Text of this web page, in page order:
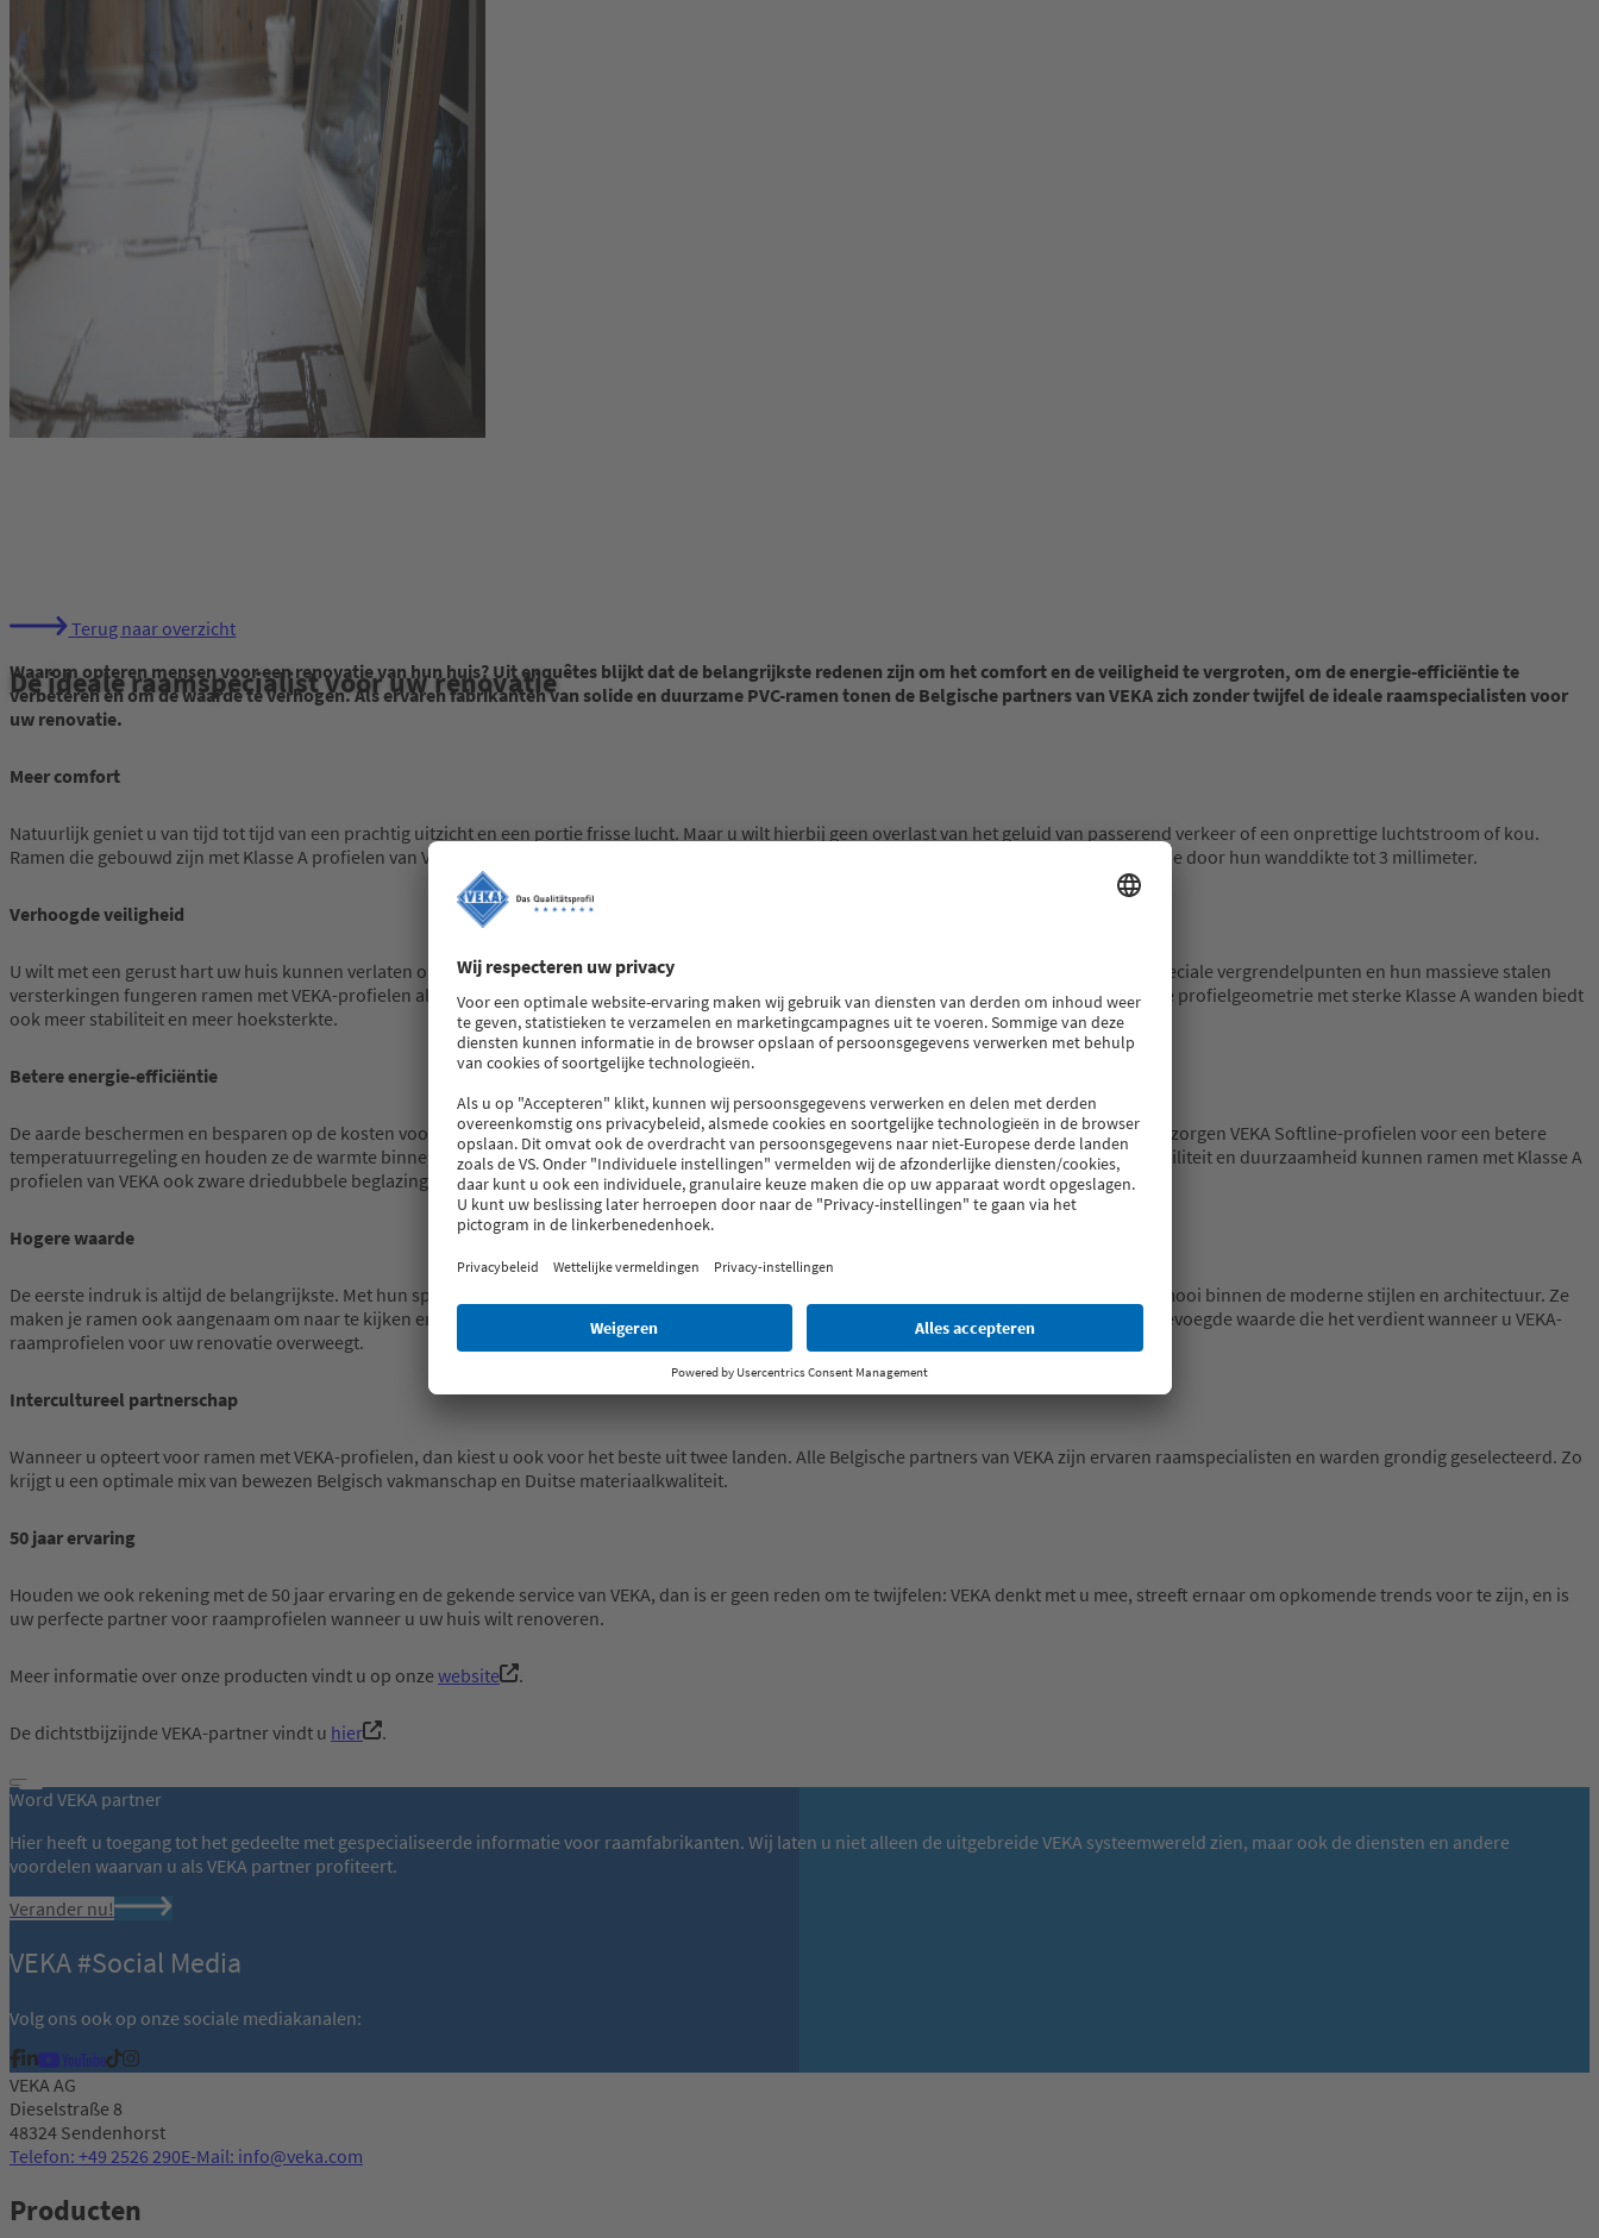
De ideale raamspecialist voor uw renovatie
Terug naar overzicht
Waarom opteren mensen voor een renovatie van hun huis? Uit enquêtes blijkt dat de belangrijkste redenen zijn om het comfort en de veiligheid te vergroten, om de energie-efficiëntie te
verbeteren en om de waarde te verhogen. Als ervaren fabrikanten van solide en duurzame PVC-ramen tonen de Belgische partners van VEKA zich zonder twijfel de ideale raamspecialisten voor
uw renovatie.
Meer comfort
Natuurlijk geniet u van tijd tot tijd van een prachtig uitzicht en een portie frisse lucht. Maar u wilt hierbij geen overlast van het geluid van passerend verkeer of een onprettige luchtstroom of kou.
Ramen die gebouwd zijn met Klasse A profielen van VEKA zorgen voor een betere isolatie, voorkomen condensatie en verminderen geluidsinfiltratie door hun wanddikte tot 3 millimeter.
Verhoogde veiligheid
U wilt met een gerust hart uw huis kunnen verlaten om te gaan werken of om te genieten van een leuk evenement tijdens het weekend. Met hun speciale vergrendelpunten en hun massieve stalen
versterkingen fungeren ramen met VEKA-profielen als een extra bescherming en een ernstig obstakel tegen inbraakpogingen. De goed doordachte profielgeometrie met sterke Klasse A wanden biedt
ook meer stabiliteit en meer hoeksterkte.
Betere energie-efficiëntie
De aarde beschermen en besparen op de kosten voor energie en verwarming is actueler dan ooit. Gemaakt van PVC en met hun robuuste karakter zorgen VEKA Softline-profielen voor een betere
temperatuurregeling en houden ze de warmte binnen. Zo letten zij op uw energiefactuur terwijl u geniet van het comfort in uw huis. Door hun stabiliteit en duurzaamheid kunnen ramen met Klasse A
profielen van VEKA ook zware driedubbele beglazing dragen, waardoor uw energieverbruik nog meer wordt verminderd.
Hogere waarde
De eerste indruk is altijd de belangrijkste. Met hun speciale vorm, esthetische uitstraling en geavanceerde afwerking passen VEKA-raamprofielen mooi binnen de moderne stijlen en architectuur. Ze
maken je ramen ook aangenaam om naar te kijken en niet alleen om er doorheen te kijken. Alles bij elkaar opgeteld, geeft u uw huis zeker de toegevoegde waarde die het verdient wanneer u VEKA-
raamprofielen voor uw renovatie overweegt.
Intercultureel partnerschap
Wanneer u opteert voor ramen met VEKA-profielen, dan kiest u ook voor het beste uit twee landen. Alle Belgische partners van VEKA zijn ervaren raamspecialisten en warden grondig geselecteerd. Zo
krijgt u een optimale mix van bewezen Belgisch vakmanschap en Duitse materiaalkwaliteit.
50 jaar ervaring
Houden we ook rekening met de 50 jaar ervaring en de gekende service van VEKA, dan is er geen reden om te twijfelen: VEKA denkt met u mee, streeft ernaar om opkomende trends voor te zijn, en is
uw perfecte partner voor raamprofielen wanneer u uw huis wilt renoveren.
Meer informatie over onze producten vindt u op onzewebsite .
De dichtstbijzijnde VEKA-partner vindt u hier .
Word VEKA partner
Hier heeft u toegang tot het gedeelte met gespecialiseerde informatie voor raamfabrikanten. Wij laten u niet alleen de uitgebreide VEKA systeemwereld zien, maar ook de diensten en andere
voordelen waarvan u als VEKA partner profiteert.
Verander nu!
VEKA #Social Media
Volg ons ook op onze sociale mediakanalen:
VEKA AG
Dieselstraße 8
48324 Sendenhorst
Telefon: +49 2526 290E-Mail: info@veka.com
Producten